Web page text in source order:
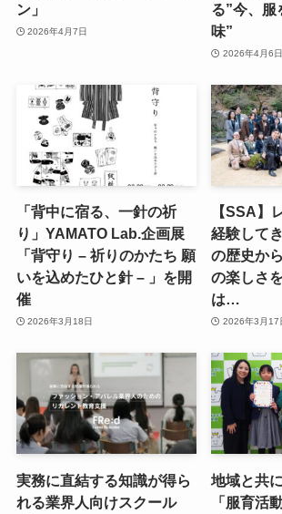
ン」
2026年4月7日
る”今、服
味”
2026年4月6日
「背中に宿る、一針の祈
り」YAMATO Lab.企画展
「背守り – 祈りのかたち 願
いを込めたひと針 – 」を開
催
2026年3月18日
【SSA】
経験して
の歴史か
の楽しさ
は…
2026年3月17
実務に直結する知識が得ら
れる業界人向けスクール
地域と共
「服育活